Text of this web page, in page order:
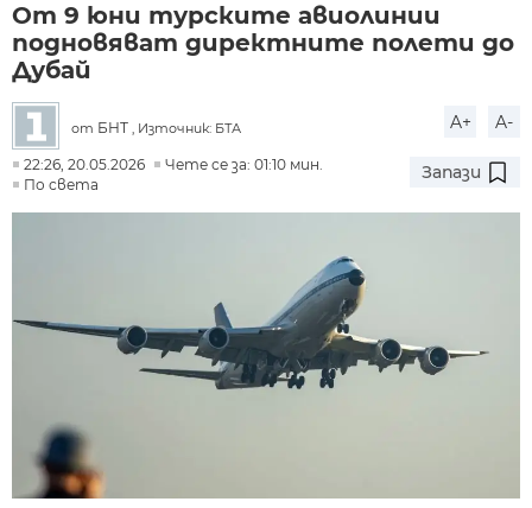
От 9 юни турските авиолинии
подновяват директните полети до
Дубай
от БНТ , Източник: БТА A+ A-
22:26, 20.05.2026
Чете се за: 01:10 мин.
По света
Запази